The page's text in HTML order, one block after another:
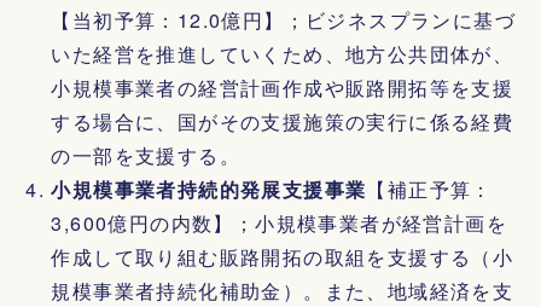
【当初予算：12.0億円】；ビジネスプランに基づ
いた経営を推進していくため、地方公共団体が、
小規模事業者の経営計画作成や販路開拓等を支援
する場合に、国がその支援施策の実行に係る経費
の一部を支援する。
小規模事業者持続的発展支援事業 【補正予算：
3,600億円の内数】；小規模事業者が経営計画を
作成して取り組む販路開拓の取組を支援する（小
規模事業者持続化補助金）。また、地域経済を支